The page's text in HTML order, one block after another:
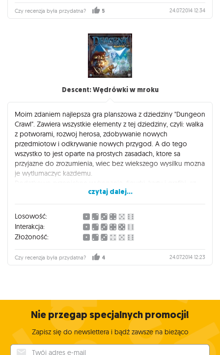
:) Rozgrywka sama w sobie jest bardzo przyjemna i dająca
dużo zabawy i prawie nigdy nie wiadomo kto zostanie
szuka fajnej gry strategiczno/wojennej osadzonej w realiach
SF to śmiało mogę polecić ten produkt. Ocena 5/5
Czy recenzja była przydatna? 5 24.07.2014 12:34
Descent: Wędrówki w mroku
Moim zdaniem najlepsza gra planszowa z dziedziny "Dungeon
Crawl". Zawiera wszystkie elementy z tej dziedziny, czyli: walka
z potworami, rozwoj herosa, zdobywanie nowych
przedmiotow i odkrywanie nowych przygod. A do tego
wszystko to jest oparte na prostych zasadach, ktore sa
przyjazne do zrozumienia, wiec bez wiekszego wysilku mozna
je wytlumaczyc kazdemu.
przyjemnie sie na nie patrzy.
Dla mnie ideal :)
czytaj dalej...
Losowość:
Interakcja:
Złożoność:
Czy recenzja była przydatna? 4 24.07.2014 12:23
Nie przegap specjalnych promocji!
Zapisz się do newslettera i bądź zawsze na bieżąco